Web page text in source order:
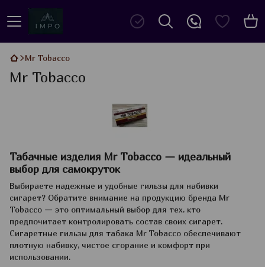
Mr Tobacco
Mr Tobacco
Табачные изделия Mr Tobacco — идеальный
выбор для самокруток
Выбираете надежные и удобные гильзы для набивки
сигарет? Обратите внимание на продукцию бренда Mr
Tobacco — это оптимальный выбор для тех, кто
предпочитает контролировать состав своих сигарет.
Сигаретные гильзы для табака Mr Tobacco обеспечивают
плотную набивку, чистое сгорание и комфорт при
использовании.